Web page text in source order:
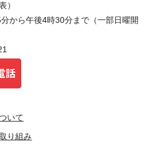
）
から午後4時30分まで（一部日曜開
いて
り組み